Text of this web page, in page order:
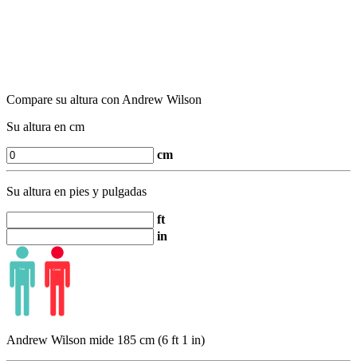
Compare su altura con Andrew Wilson
Su altura en cm
cm
Su altura en pies y pulgadas
ft
in
Andrew Wilson mide 185 cm (6 ft 1 in)